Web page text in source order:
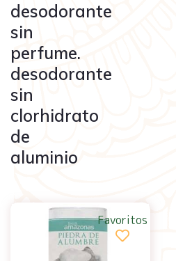
desodorante
sin
perfume.
desodorante
sin
clorhidrato
de
aluminio
Favoritos